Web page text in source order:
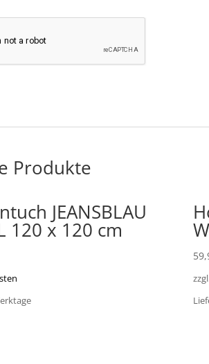
Produkte
JEANSBLAU
120 x 120 cm